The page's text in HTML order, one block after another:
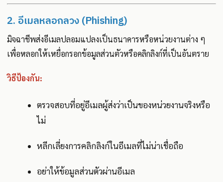
2. อีเมลหลอกลวง (Phishing)
มิจฉาชีพส่งอีเมลปลอมแปลงเป็นธนาคารหรือหน่วยงานต่าง ๆ
เพื่อหลอกให้เหยื่อกรอกข้อมูลส่วนตัวหรือคลิกลิงก์ที่เป็นอันตราย
วิธีป้องกัน:
ตรวจสอบที่อยู่อีเมลผู้ส่งว่าเป็นของหน่วยงานจริงหรือ
ไม่
หลีกเลี่ยงการคลิกลิงก์ในอีเมลที่ไม่น่าเชื่อถือ
อย่าให้ข้อมูลส่วนตัวผ่านอีเมล